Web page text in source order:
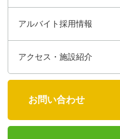
アルバイト採用情報
アクセス・施設紹介
お問い合わせ